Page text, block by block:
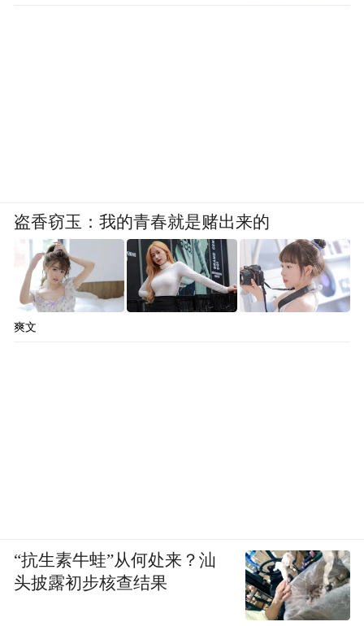
盗香窃玉：我的青春就是赌出来的
爽文
“抗生素牛蛙”从何处来？汕
头披露初步核查结果